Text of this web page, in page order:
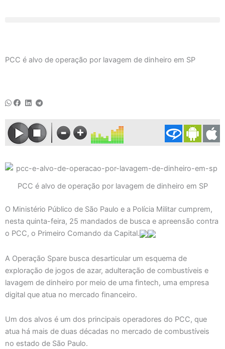
PCC é alvo de operação por lavagem de dinheiro em SP
PCC é alvo de operação por lavagem de dinheiro em SP
O Ministério Público de São Paulo e a Polícia Militar cumprem,
nesta quinta-feira, 25 mandados de busca e apreensão contra
o PCC, o Primeiro Comando da Capital.
A Operação Spare busca desarticular um esquema de
exploração de jogos de azar, adulteração de combustíveis e
lavagem de dinheiro por meio de uma fintech, uma empresa
digital que atua no mercado financeiro.
Um dos alvos é um dos principais operadores do PCC, que
atua há mais de duas décadas no mercado de combustíveis
no estado de São Paulo.